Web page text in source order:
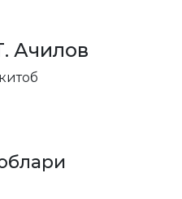
Ачилов